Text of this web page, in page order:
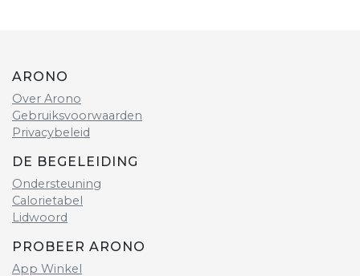
ARONO
Over Arono
Gebruiksvoorwaarden
Privacybeleid
DE BEGELEIDING
Ondersteuning
Calorietabel
Lidwoord
PROBEER ARONO
App Winkel